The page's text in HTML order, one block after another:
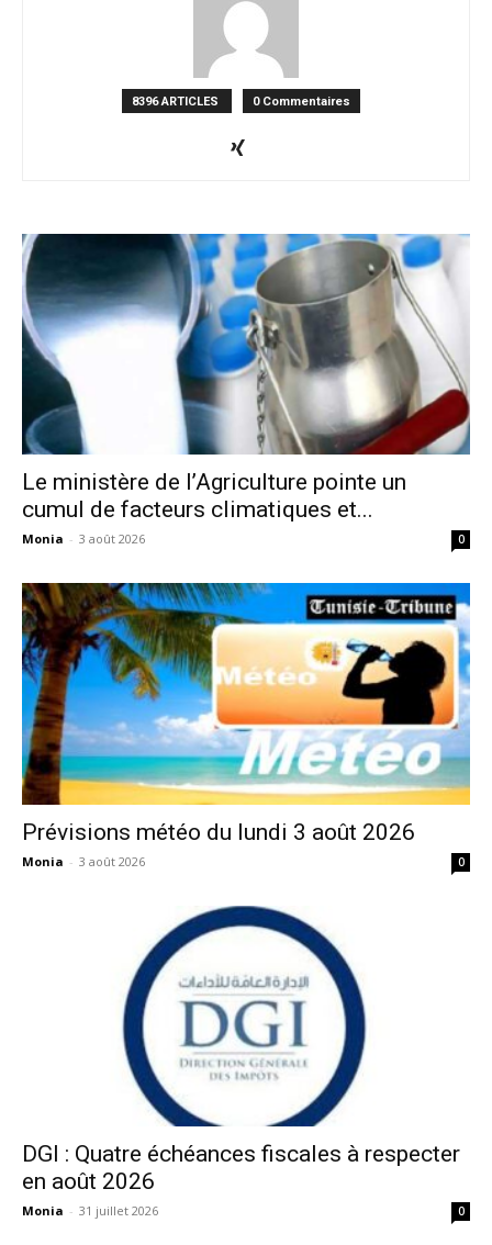
8396 ARTICLES 0 Commentaires
Le ministère de l’Agriculture pointe un
cumul de facteurs climatiques et...
Monia - 3 août 2026 0
Prévisions météo du lundi 3 août 2026
Monia - 3 août 2026 0
DGI : Quatre échéances fiscales à respecter
en août 2026
Monia - 31 juillet 2026 0